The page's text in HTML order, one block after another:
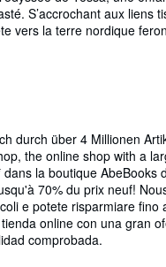
S’accrochant aux liens
vers la terre nordique
durch über 4 Millionen
the online shop with a
la boutique AbeBooks
70% du prix neuf!
e potete risparmiare
online con una gran
comprobada.